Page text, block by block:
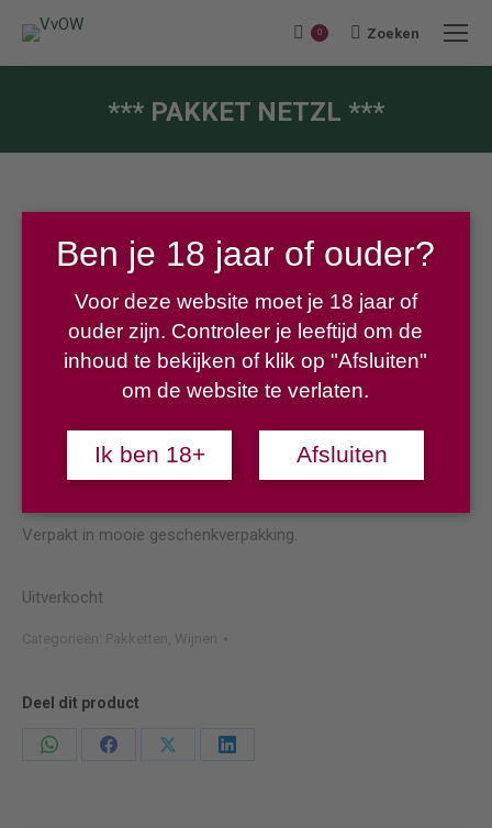
0 Search:
Zoeken
*** PAKKET NETZL ***
25,00
Inhoud pakket Netzl:
– Grüner Veltliner
Verpakt in mooie geschenkverpakking.
Uitverkocht
Categorieën: Pakketten, Wijnen
Deel dit product
Deel
Deel
Deel
Deel
Ben je 18 jaar of ouder?
Voor deze website moet je 18 jaar of
ouder zijn. Controleer je leeftijd om de
inhoud te bekijken of klik op "Afsluiten"
om de website te verlaten.
Ik ben 18+ Afsluiten